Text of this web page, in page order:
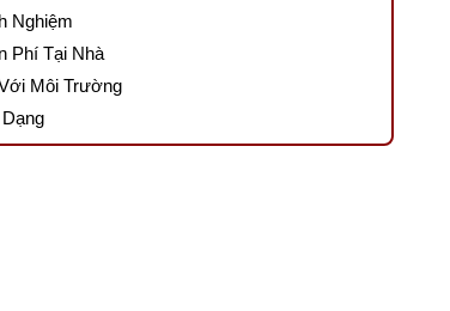
Nghiệm
Phí Tại Nhà
Môi Trường